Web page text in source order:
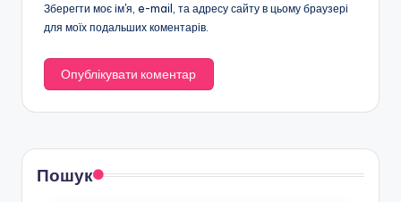
Зберегти моє ім'я, e-mail, та адресу сайту в цьому браузері
для моїх подальших коментарів.
Пошук